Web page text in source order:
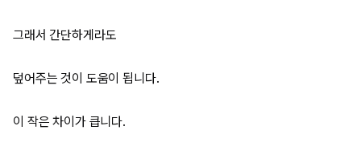
그래서 간단하게라도
덮어주는 것이 도움이 됩니다.
이 작은 차이가 큽니다.